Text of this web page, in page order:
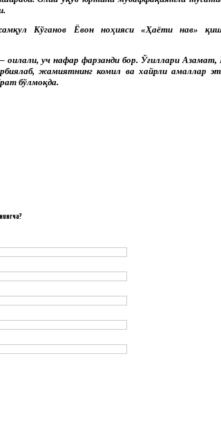
Кўганов Ёвон ноҳияси «Ҳаёти нав»
оилали, уч нафар фарзанди бор. Ўғиллари
жамиятнинг комил ва хайрли амаллар
бўлмоқда.